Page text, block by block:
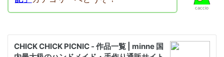
caccio